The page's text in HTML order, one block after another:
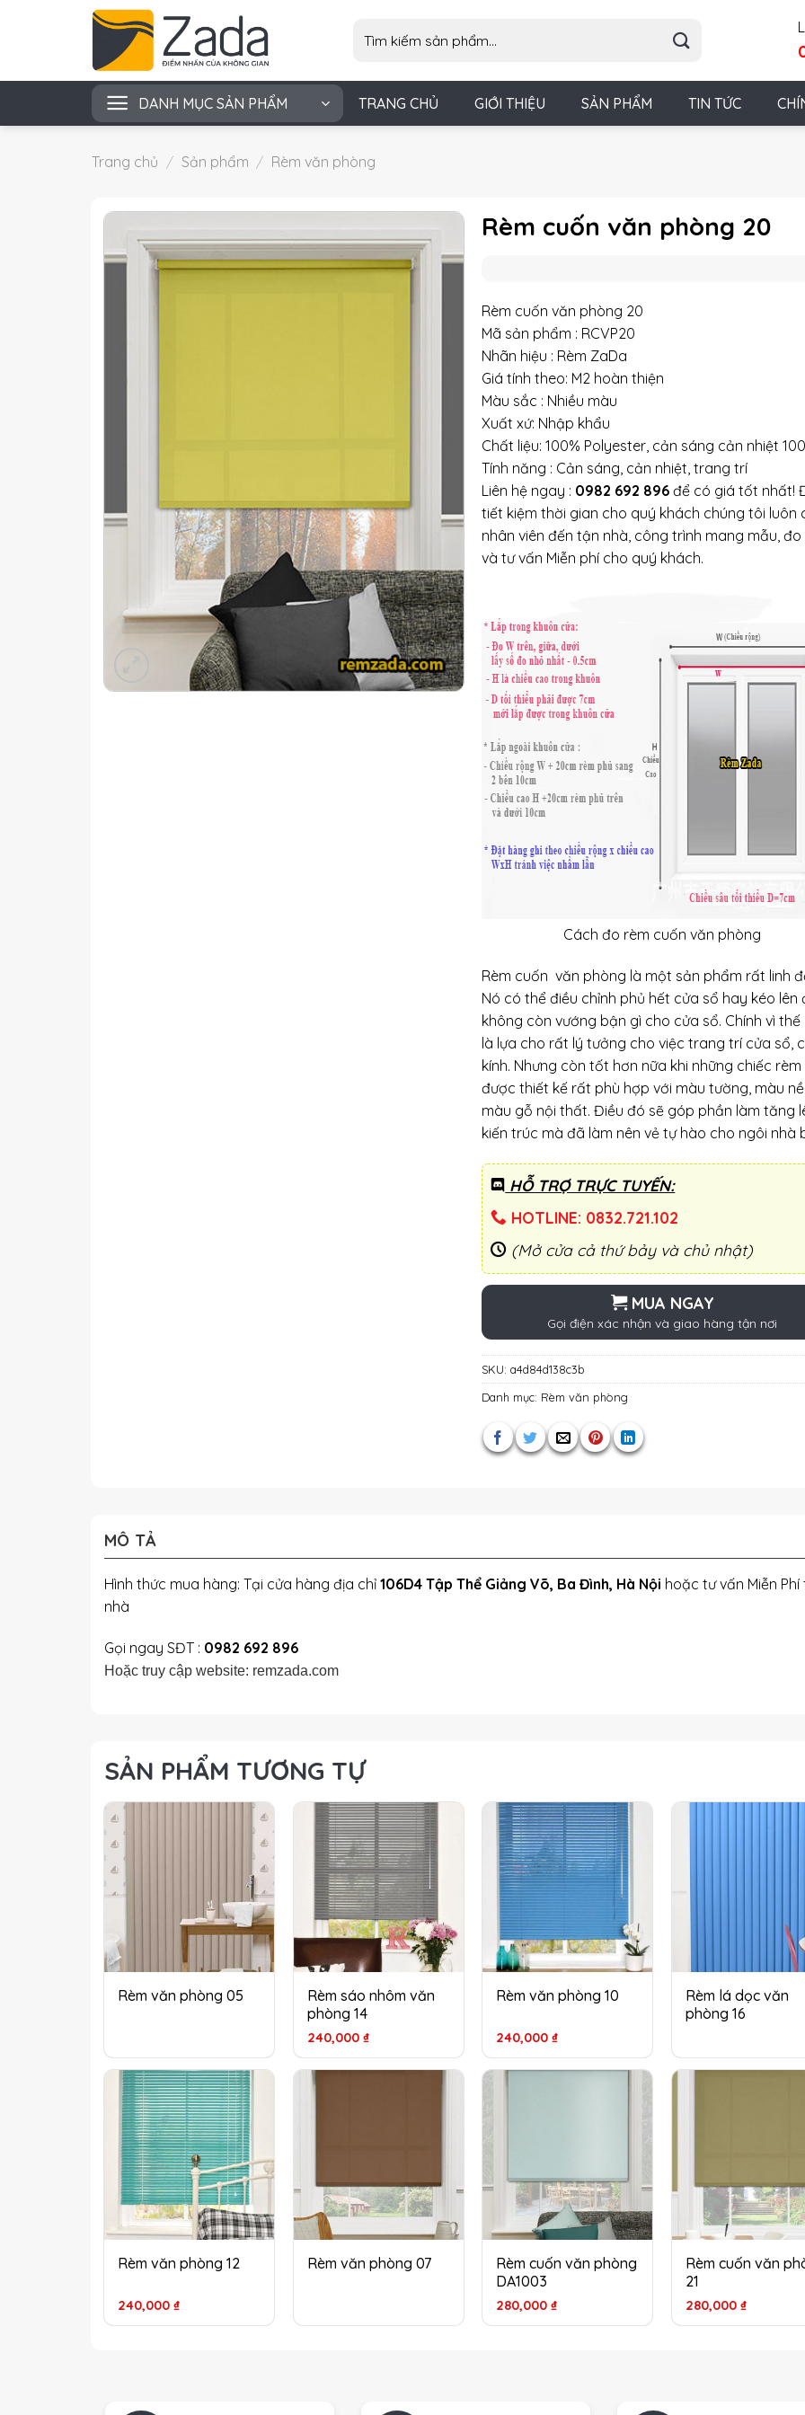
kiếm:
DANH MỤC SẢN PHẨM TRANG CHỦ GIỚI THIỆU SẢN PHẨM TIN TỨC
Trang chủ / Sản phẩm / Rèm văn phòng
Rèm cuốn văn phòng 20
Rèm cuốn văn phòng 20
Mã sản phẩm : RCVP20
Nhãn hiệu : Rèm ZaDa
Giá tính theo: M2 hoàn thiện
Màu sắc : Nhiều màu
Xuất xứ: Nhập khẩu
Chất liệu: 100% Polyester, cản sáng cản nhiệt
Tính năng : Cản sáng, cản nhiệt, trang trí
Liên hệ ngay : 0982 692 896 để có giá tốt nhất!
tiết kiệm thời gian cho quý khách chúng tôi luôn
nhân viên đến tận nhà, công trình mang mẫu,
và tư vấn Miễn phí cho quý khách.
Cách đo rèm cuốn văn phòng
Rèm cuốn văn phòng là một sản phẩm rất linh
Nó có thể điều chỉnh phủ hết cửa sổ hay kéo lên
không còn vướng bận gì cho cửa sổ. Chính vì thế
là lựa cho rất lý tưởng cho việc trang trí cửa sổ,
kính. Nhưng còn tốt hơn nữa khi những chiếc
được thiết kế rất phù hợp với màu tường, màu
màu gỗ nội thất. Điều đó sẽ góp phần làm tăng
kiến trúc mà đã làm nên vẻ tự hào cho ngôi nhà
HỖ TRỢ TRỰC TUYẾN:
HOTLINE: 0832.721.102
(Mở cửa cả thứ bảy và chủ nhật)
MUA NGAY
Gọi điện xác nhận và giao hàng tận nơi
SKU:a4d84d138c3b
Danh mục: Rèm văn phòng
MÔ TẢ
Hình thức mua hàng: Tại cửa hàng địa chỉ 106D4 Tập Thể Giảng Võ, Ba Đình, Hà Nội hoặc tư vấn Miễn Phí
nhà
Gọi ngay SĐT : 0982 692 896
Hoặc truy cập website: remzada.com
SẢN PHẨM TƯƠNG TỰ
Rèm văn phòng 05
Rèm sáo nhôm văn
phòng 14
240,000 ₫
Rèm văn phòng 10
240,000₫
Rèm lá dọc văn
phòng 16
Rèm văn phòng 12
240,000₫
Rèm văn phòng 07
Rèm cuốn văn phòng
DA1003
280,000₫
Rèm cuốn văn
21
280,000₫